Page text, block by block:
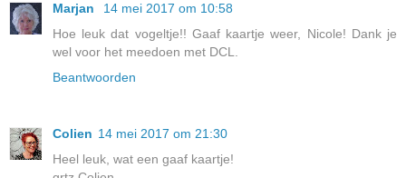
Marjan
14 mei 2017 om 10:58
Hoe leuk dat vogeltje!! Gaaf kaartje weer, Nicole! Dank je
wel voor het meedoen met DCL.
Beantwoorden
Colien 14 mei 2017 om 21:30
Heel leuk, wat een gaaf kaartje!